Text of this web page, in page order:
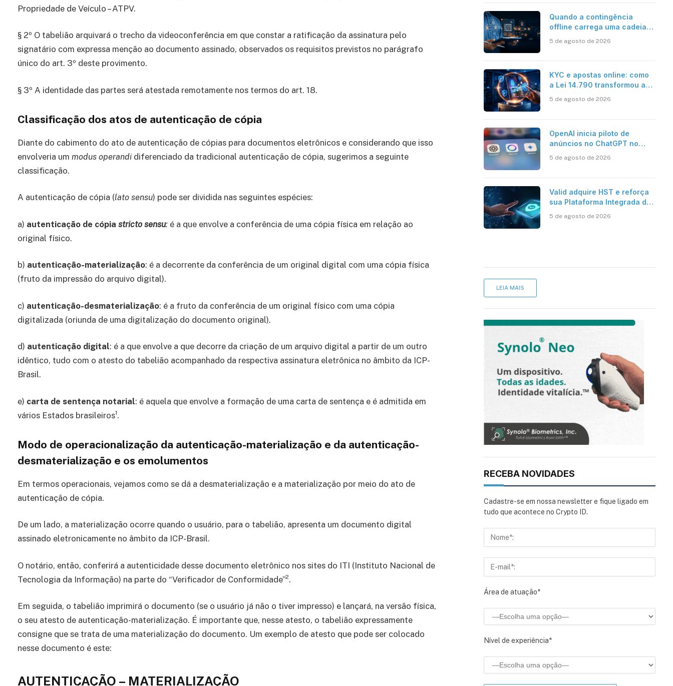
Propriedade de Veículo – ATPV.
§ 2º O tabelião arquivará o trecho da videoconferência em que constar a ratificação da assinatura pelo
signatário com expressa menção ao documento assinado, observados os requisitos previstos no parágrafo
único do art. 3º deste provimento.
§ 3º A identidade das partes será atestada remotamente nos termos do art. 18.
Classificação dos atos de autenticação de cópia
Diante do cabimento do ato de autenticação de cópias para documentos eletrônicos e considerando que isso
envolveria um modus operandi diferenciado da tradicional autenticação de cópia, sugerimos a seguinte
classificação.
A autenticação de cópia (lato sensu) pode ser dividida nas seguintes espécies:
a) autenticação de cópia stricto sensu: é a que envolve a conferência de uma cópia física em relação ao
original físico.
b) autenticação-materialização: é a decorrente da conferência de um original digital com uma cópia física
(fruto da impressão do arquivo digital).
c) autenticação-desmaterialização: é a fruto da conferência de um original físico com uma cópia
digitalizada (oriunda de uma digitalização do documento original).
d) autenticação digital: é a que envolve a que decorre da criação de um arquivo digital a partir de um outro
idêntico, tudo com o atesto do tabelião acompanhado da respectiva assinatura eletrônica no âmbito da ICP-
Brasil.
e) carta de sentença notarial: é aquela que envolve a formação de uma carta de sentença e é admitida em
vários Estados brasileiros1.
Modo de operacionalização da autenticação-materialização e da autenticação-
desmaterialização e os emolumentos
Em termos operacionais, vejamos como se dá a desmaterialização e a materialização por meio do ato de
autenticação de cópia.
De um lado, a materialização ocorre quando o usuário, para o tabelião, apresenta um documento digital
assinado eletronicamente no âmbito da ICP-Brasil.
O notário, então, conferirá a autenticidade desse documento eletrônico nos sites do ITI (Instituto Nacional de
Tecnologia da Informação) na parte do “Verificador de Conformidade”2.
Em seguida, o tabelião imprimirá o documento (se o usuário já não o tiver impresso) e lançará, na versão física,
o seu atesto de autenticação-materialização. É importante que, nesse atesto, o tabelião expressamente
consigne que se trata de uma materialização do documento. Um exemplo de atesto que pode ser colocado
nesse documento é este:
AUTENTICAÇÃO – MATERIALIZAÇÃO
Quando a contingência
offline carrega uma cadeia
5 de agosto de 2026
KYC e apostas online: como
a Lei 14.790 transformou a
mercado brasileiro
5 de agosto de 2026
OpenAI inicia piloto de
anúncios no ChatGPT no
5 de agosto de 2026
Valid adquire HST e reforça
sua Plataforma Integrada de
5 de agosto de 2026
LEIA MAIS
RECEBA NOVIDADES
Cadastre-se em nossa newsletter e fique ligado em
tudo que acontece no Crypto ID.
Área de atuação*
Nível de experiência*